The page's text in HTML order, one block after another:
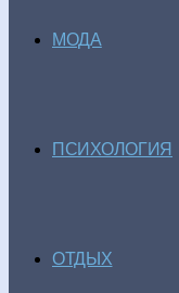
МОДА
ПСИХОЛОГИЯ
ОТДЫХ